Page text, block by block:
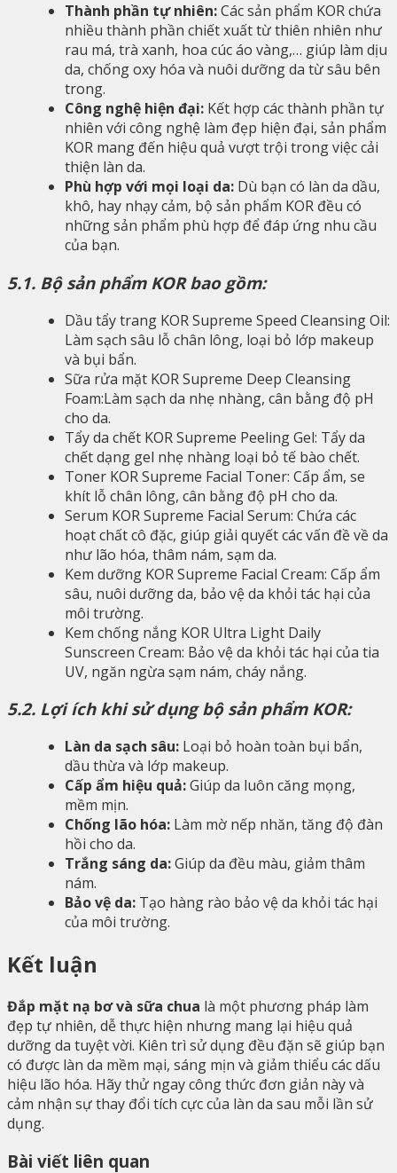
Thành phần tự nhiên:Các sản phẩm KOR chứa
nhiều thành phần chiết xuất từ thiên nhiên như
rau má, trà xanh, hoa cúc áo vàng,… giúp làm dịu
da, chống oxy hóa và nuôi dưỡng da từ sâu bên
trong.
Công nghệ hiện đại: Kết hợp các thành phần tự
nhiên với công nghệ làm đẹp hiện đại, sản phẩm
KOR mang đến hiệu quả vượt trội trong việc cải
thiện làn da.
Phù hợp với mọi loại da: Dù bạn có làn da dầu,
khô, hay nhạy cảm, bộ sản phẩm KOR đều có
những sản phẩm phù hợp để đáp ứng nhu cầu
của bạn.
5.1. Bộ sản phẩm KOR bao gồm:
Dầu tẩy trang KOR Supreme Speed Cleansing Oil:
Làm sạch sâu lỗ chân lông, loại bỏ lớp makeup
và bụi bẩn.
Sữa rửa mặt KOR Supreme Deep Cleansing
Foam:Làm sạch da nhẹ nhàng, cân bằng độ pH
cho da.
Tẩy da chết KOR Supreme Peeling Gel: Tẩy da
chết dạng gel nhẹ nhàng loại bỏ tế bào chết.
Toner KOR Supreme Facial Toner: Cấp ẩm, se
khít lỗ chân lông, cân bằng độ pH cho da.
Serum KOR Supreme Facial Serum: Chứa các
hoạt chất cô đặc, giúp giải quyết các vấn đề về da
như lão hóa, thâm nám, sạm da.
Kem dưỡng KOR Supreme Facial Cream: Cấp ẩm
sâu, nuôi dưỡng da, bảo vệ da khỏi tác hại của
môi trường.
Kem chống nắng KOR Ultra Light Daily
Sunscreen Cream: Bảo vệ da khỏi tác hại của tia
UV, ngăn ngừa sạm nám, cháy nắng.
5.2. Lợi ích khi sử dụng bộ sản phẩm KOR:
Làn da sạch sâu: Loại bỏ hoàn toàn bụi bẩn,
dầu thừa và lớp makeup.
Cấp ẩm hiệu quả:Giúp da luôn căng mọng,
mềm mịn.
Chống lão hóa: Làm mờ nếp nhăn, tăng độ đàn
hồi cho da.
Trắng sáng da:Giúp da đều màu, giảm thâm
nám.
Bảo vệ da: Tạo hàng rào bảo vệ da khỏi tác hại
của môi trường.
Kết luận
Đắp mặt nạ bơ và sữa chua là một phương pháp làm
đẹp tự nhiên, dễ thực hiện nhưng mang lại hiệu quả
dưỡng da tuyệt vời. Kiên trì sử dụng đều đặn sẽ giúp bạn
có được làn da mềm mại, sáng mịn và giảm thiểu các dấu
hiệu lão hóa. Hãy thử ngay công thức đơn giản này và
cảm nhận sự thay đổi tích cực của làn da sau mỗi lần sử
dụng.
Bài viết liên quan